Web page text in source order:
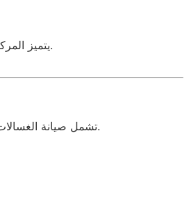
يتميز المركز بخدمة دعم فني متاحة على مدار الساعة. العملاء يمكنهم استشارة الخبراء قبل زيارة الفني لتوفير الوقت وضمان إصلاح فعّال وسريع.
تشمل صيانة الغسالات: فحص الأعطال الكهربائية والميكانيكية، تنظيف المحرك، واستبدال أي قطع تالفة. جميع العمليات تتم وفق معايير الشركة لضمان التشغيل الأمثل.